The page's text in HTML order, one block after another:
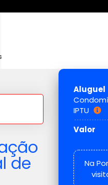
de
Aluguel
IPTU
Valor
Na